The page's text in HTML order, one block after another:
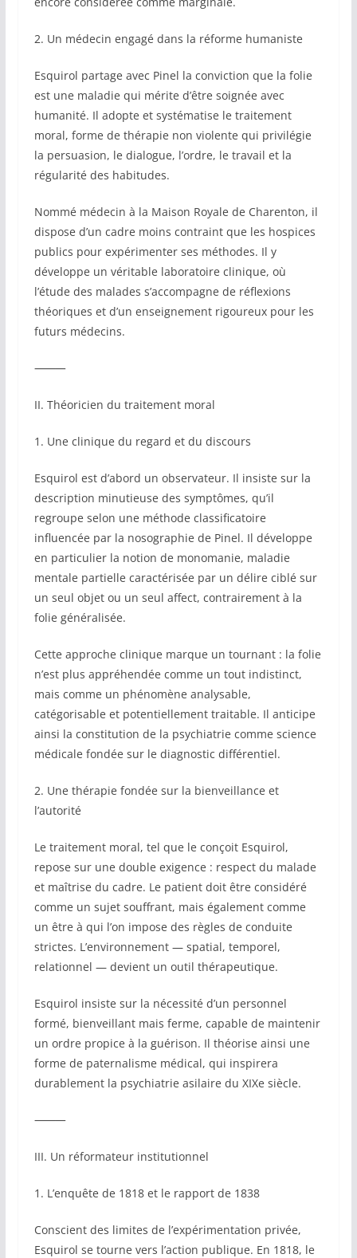
2. Un médecin engagé dans la réforme humaniste
Esquirol partage avec Pinel la conviction que la folie
est une maladie qui mérite d’être soignée avec
humanité. Il adopte et systématise le traitement
moral, forme de thérapie non violente qui privilégie
la persuasion, le dialogue, l’ordre, le travail et la
régularité des habitudes.
Nommé médecin à la Maison Royale de Charenton, il
dispose d’un cadre moins contraint que les hospices
publics pour expérimenter ses méthodes. Il y
développe un véritable laboratoire clinique, où
l’étude des malades s’accompagne de réflexions
théoriques et d’un enseignement rigoureux pour les
futurs médecins.
⸻
II. Théoricien du traitement moral
1. Une clinique du regard et du discours
Esquirol est d’abord un observateur. Il insiste sur la
description minutieuse des symptômes, qu’il
regroupe selon une méthode classificatoire
influencée par la nosographie de Pinel. Il développe
en particulier la notion de monomanie, maladie
mentale partielle caractérisée par un délire ciblé sur
un seul objet ou un seul affect, contrairement à la
folie généralisée.
Cette approche clinique marque un tournant : la folie
n’est plus appréhendée comme un tout indistinct,
mais comme un phénomène analysable,
catégorisable et potentiellement traitable. Il anticipe
ainsi la constitution de la psychiatrie comme science
médicale fondée sur le diagnostic différentiel.
2. Une thérapie fondée sur la bienveillance et
l’autorité
Le traitement moral, tel que le conçoit Esquirol,
repose sur une double exigence : respect du malade
et maîtrise du cadre. Le patient doit être considéré
comme un sujet souffrant, mais également comme
un être à qui l’on impose des règles de conduite
strictes. L’environnement — spatial, temporel,
relationnel — devient un outil thérapeutique.
Esquirol insiste sur la nécessité d’un personnel
formé, bienveillant mais ferme, capable de maintenir
un ordre propice à la guérison. Il théorise ainsi une
forme de paternalisme médical, qui inspirera
durablement la psychiatrie asilaire du XIXe siècle.
⸻
III. Un réformateur institutionnel
1. L’enquête de 1818 et le rapport de 1838
Conscient des limites de l’expérimentation privée,
Esquirol se tourne vers l’action publique. En 1818, le